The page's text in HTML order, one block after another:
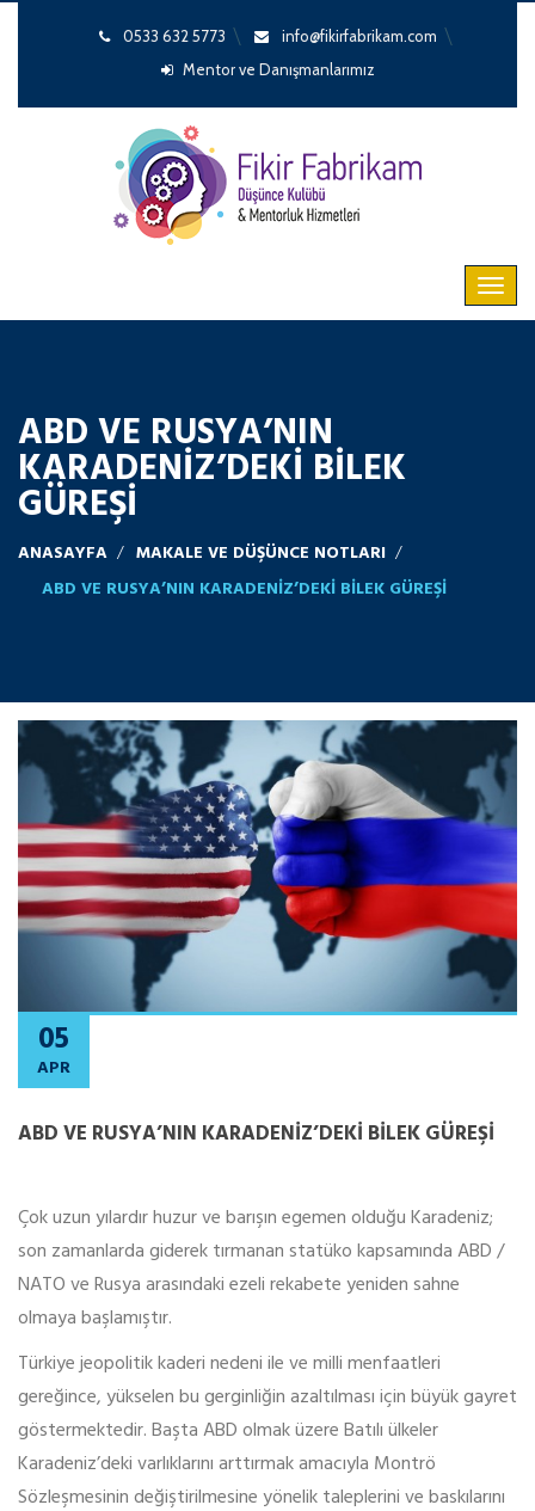
0533 632 5773
info@fikirfabrikam.com
Mentor ve Danışmanlarımız
ABD VE RUSYA’NIN
KARADENIZ’DEKI BILEK
GÜREŞI
ANASAYFA
MAKALE VE DÜŞÜNCE NOTLARI
ABD VE RUSYA’NIN KARADENIZ’DEKI BILEK GÜREŞI
05
APR
ABD VE RUSYA’NIN KARADENIZ’DEKI BILEK GÜREŞI
Çok uzun yılardır huzur ve barışın egemen olduğu Karadeniz;
son zamanlarda giderek tırmanan statüko kapsamında ABD /
NATO ve Rusya arasındaki ezeli rekabete yeniden sahne
olmaya başlamıştır.
Türkiye jeopolitik kaderi nedeni ile ve milli menfaatleri
gereğince, yükselen bu gerginliğin azaltılması için büyük gayret
göstermektedir. Başta ABD olmak üzere Batılı ülkeler
Karadeniz’deki varlıklarını arttırmak amacıyla Montrö
Sözleşmesinin değiştirilmesine yönelik taleplerini ve baskılarını